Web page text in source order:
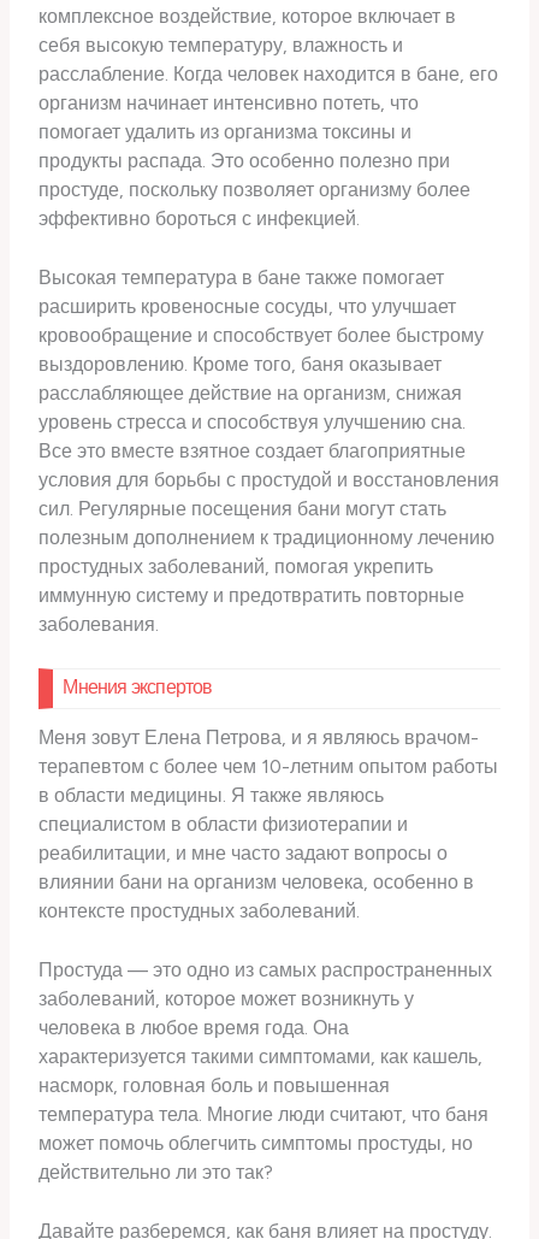
комплексное воздействие, которое включает в
себя высокую температуру, влажность и
расслабление. Когда человек находится в бане, его
организм начинает интенсивно потеть, что
помогает удалить из организма токсины и
продукты распада. Это особенно полезно при
простуде, поскольку позволяет организму более
эффективно бороться с инфекцией.
Высокая температура в бане также помогает
расширить кровеносные сосуды, что улучшает
кровообращение и способствует более быстрому
выздоровлению. Кроме того, баня оказывает
расслабляющее действие на организм, снижая
уровень стресса и способствуя улучшению сна.
Все это вместе взятное создает благоприятные
условия для борьбы с простудой и восстановления
сил. Регулярные посещения бани могут стать
полезным дополнением к традиционному лечению
простудных заболеваний, помогая укрепить
иммунную систему и предотвратить повторные
заболевания.
Мнения экспертов
Меня зовут Елена Петрова, и я являюсь врачом-
терапевтом с более чем 10-летним опытом работы
в области медицины. Я также являюсь
специалистом в области физиотерапии и
реабилитации, и мне часто задают вопросы о
влиянии бани на организм человека, особенно в
контексте простудных заболеваний.
Простуда — это одно из самых распространенных
заболеваний, которое может возникнуть у
человека в любое время года. Она
характеризуется такими симптомами, как кашель,
насморк, головная боль и повышенная
температура тела. Многие люди считают, что баня
может помочь облегчить симптомы простуды, но
действительно ли это так?
Давайте разберемся, как баня влияет на простуду.